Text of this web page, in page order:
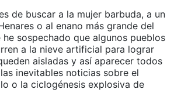
de buscar a la mujer barbuda, a un
o al enano más grande del
he sospechado que algunos pueblos
a la nieve artificial para lograr
aisladas y así aparecer todos
inevitables noticias sobre el
o la ciclogénesis explosiva de